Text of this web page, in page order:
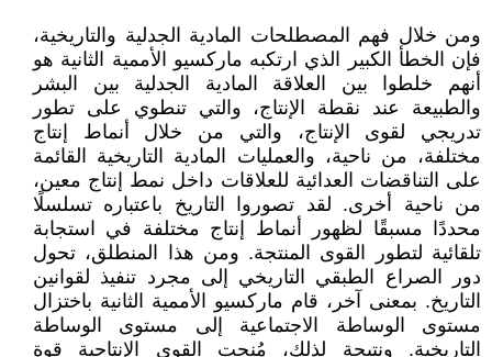
ومن خلال فهم المصطلحات المادية الجدلية والتاريخية،
فإن الخطأ الكبير الذي ارتكبه ماركسيو الأممية الثانية هو
أنهم خلطوا بين العلاقة المادية الجدلية بين البشر
والطبيعة عند نقطة الإنتاج، والتي تنطوي على تطور
تدريجي لقوى الإنتاج، والتي من خلال أنماط إنتاج
مختلفة، من ناحية، والعمليات المادية التاريخية القائمة
على التناقضات العدائية للعلاقات داخل نمط إنتاج معين،
من ناحية أخرى. لقد تصوروا التاريخ باعتباره تسلسلًا
محددًا مسبقًا لظهور أنماط إنتاج مختلفة في استجابة
تلقائية لتطور القوى المنتجة. ومن هذا المنطلق، تحول
دور الصراع الطبقي التاريخي إلى مجرد تنفيذ لقوانين
التاريخ. بمعنى آخر، قام ماركسيو الأممية الثانية باختزال
مستوى الوساطة الاجتماعية إلى مستوى الوساطة
التاريخية. ونتيجة لذلك، مُنحت القوى الإنتاجية قوة